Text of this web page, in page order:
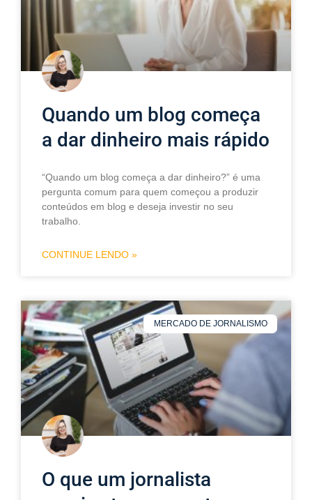
Quando um blog começa
a dar dinheiro mais rápido
“Quando um blog começa a dar dinheiro?” é uma
pergunta comum para quem começou a produzir
conteúdos em blog e deseja investir no seu
trabalho.
CONTINUE LENDO »
MERCADO DE JORNALISMO
O que um jornalista